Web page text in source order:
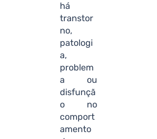
há
transtor
no,
patologi
a,
problem
a ou
disfunçã
o no
comport
amento